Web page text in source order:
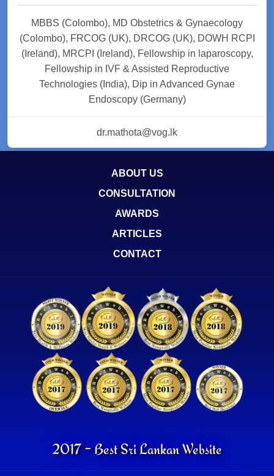
MBBS (Colombo), MD Obstetrics & Gynaecology
(Colombo), FRCOG (UK), DRCOG (UK), DOWH RCPI
(Ireland), MRCPI (Ireland), Fellowship in laparoscopy,
Fellowship in IVF & Assisted Reproductive
Technologies (India), Dip in Advanced Gynae
Endoscopy (Germany)
dr.mathota@vog.lk
ABOUT US
CONSULTATION
AWARDS
ARTICLES
CONTACT
2017 - Best Sri Lankan Website